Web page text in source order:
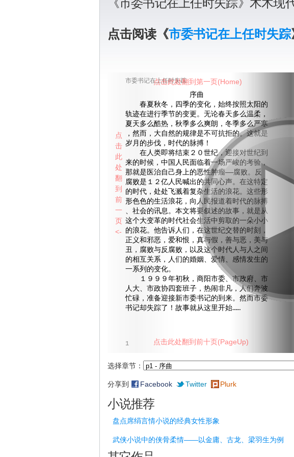
《市委书记在上任时失踪》木木现
点击阅读《市委书记在上任时失踪
市委书记在上任时失踪
序曲
春夏秋冬，四季的变化，始终按照太阳的
轨迹在进行季节的变更。无论春天多么温柔，
夏天多么酷热，秋季多么爽朗，冬季多么严寒
，然而，大自然的规律是不可抗拒的。这就是
岁月的步伐，时代的脉搏！
在人类即将结束２０世纪，迎接对世纪到
来的时候，中国人民面临着一场严峻的考验，
那就是医治自己身上的恶性肿瘤——腐败。反
腐败是１２亿人民喊出的共同心声。在这特定
的时代，处处飞溅着复杂生活的浪花。这些形
形色色的生活浪花，向人民报道着时代的脉搏
、社会的讯息。本文将要叙述的故事，就是从
这个大变革的时代社会生活中剪取的一朵小小
的浪花。他告诉人们，在这世纪交替的时刻，
正义和邪恶，爱和恨，真与假，善与恶，美与
丑，腐败与反腐败，以及这个时代人与人之间
的相互关系，人们的婚姻、爱情、感情发生的
一系列的变化。
１９９９年初秋，商阳市委、市政府、市
人大、市政协四套班子，热闹非凡，人们奔波
忙碌，准备迎接新市委书记的到来。然而市委
书记却失踪了！故事就从这里开始……
1
选择章节：
分享到 Facebook Twitter Plurk
点击此处翻到第一页(Home)
点击此处翻到前十页(PageUp)
点
击
此
处
翻
到
前
一
页
<-
小说推荐
盘点席绢言情小说的经典女性形象
武侠小说中的侠骨柔情——以金庸、古龙、梁羽生为例